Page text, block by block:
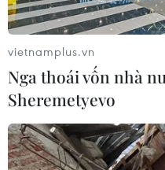
vietnamplus.vn
Nga thoái vốn nhà
Sheremetyevo